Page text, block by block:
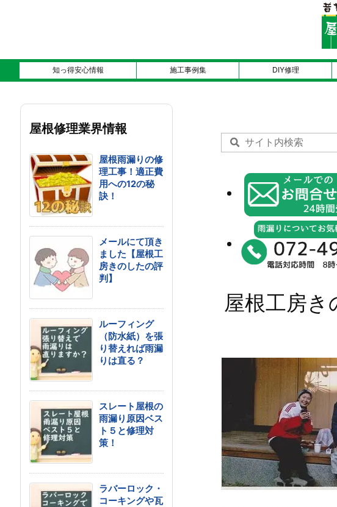
知っ得安心情報 施工事例集 DIY修理
屋根工房き
屋根修理業界情報
屋根雨漏りの修
理工事！適正費
用への12の秘
訣！
メールにて頂き
ました【屋根工
房きのしたの評
判】
ルーフィング
（防水紙）を張
り替えれば雨漏
りは直る？
スレート屋根の
雨漏り原因ベス
ト５と修理対
策！
ラバーロック・
コーキングや瓦